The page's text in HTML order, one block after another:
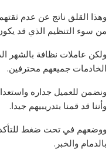
وهذا القلق ناتج عن عدم
من سوء التنظيم الذي قد
ولكن عاملات نظافة بالشهر
الخادمات جميعهم محترفين.
ونضمن للعميل جداره
وأننا قد قمنا بتدريبيهم جيدا.
ووضعهم في تحت ضغط للتأكد
بالدمام والخبر.